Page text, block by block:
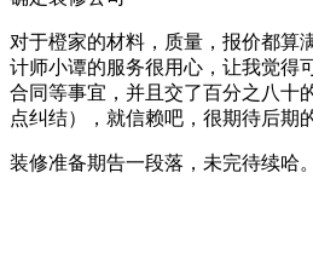
对于橙家的材料，质量，报价都算
计师小谭的服务很用心，让我觉得
合同等事宜，并且交了百分之八十
点纠结），就信赖吧，很期待后期
装修准备期告一段落，未完待续哈